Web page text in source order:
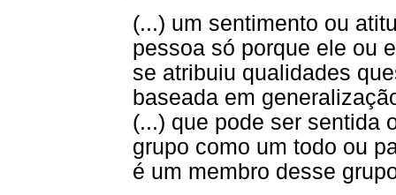
(...) um sentimento ou
pessoa só porque ele ou
se atribuiu qualidades
baseada em
(...) que pode ser sentida
grupo como um todo ou
é um membro desse